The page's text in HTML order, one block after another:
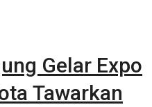
Gelar Expo
Tawarkan